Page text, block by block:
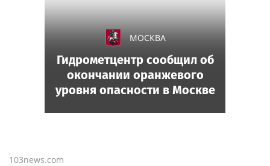
103news.com
МОСКВА
Гидрометцентр сообщил об
окончании оранжевого
уровня опасности в Москве